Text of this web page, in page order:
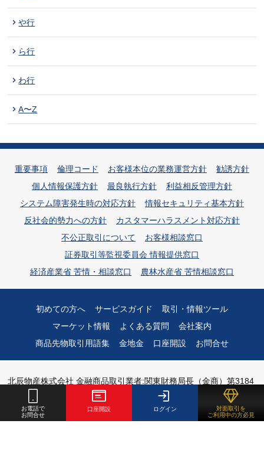
や行
ら行
わ行
A〜Z
重要事項 倫理コード お客様本位の業務運営方針
勧誘方針
個人情報保護方針
最良執行方針
利益相反管理方針
システム障害発生時の対応方針
情報セキュリティ基本方針
反社会的勢力への方針
カスタマーハラスメント対応方針
不公正取引について
お客様相談窓口
証券取引等監視委員会 情報提供窓口
経済産業省 苦情・相談窓口
農林水産省 苦情相談窓口
初めての方へ サービスガイド
取引・情報ツール
マーケット情報
よくある質問
会社案内
商品先物取引用語集
金地金 口座開設 お問合せ
北辰物産株式会社 金融商品取引業者:関東財務局長（金商）第3184
商品先物取引業者:農林水産省指令4新食第2087号、経済産業
省20221128商第9号／ 古物商許可番号:東京都公安委員会 第
301042319672号
お電話で
お問合せ
口座開設 ログイン
対面取引を
ご利用中の方必見